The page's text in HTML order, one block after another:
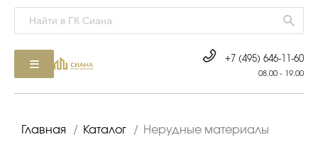
+7 (495) 646-11-60
08.00 - 19.00
Главная / Каталог / Нерудные материалы